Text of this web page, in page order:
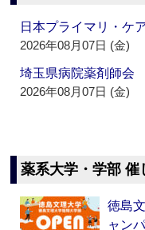
日本プライマリ・
2026年08月07日 (金)
埼玉県病院薬剤師
2026年08月07日 (金)
薬系大学・学部 催
徳島
ャン